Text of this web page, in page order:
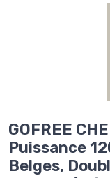
GOFREE
Puissance
Belges,